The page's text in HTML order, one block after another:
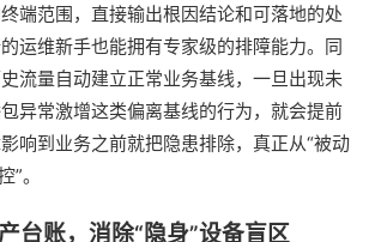
端范围，直接输出根因结论和可落地的处
运维新手也能拥有专家级的排障能力。同
流量自动建立正常业务基线，一旦出现未
异常激增这类偏离基线的行为，就会提前
响到业务之前就把隐患排除，真正从“被动
”。
台账，消除“隐身”设备盲区